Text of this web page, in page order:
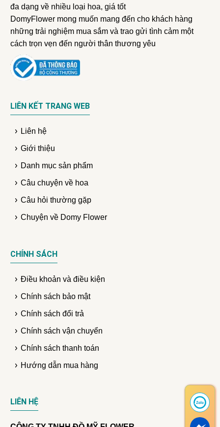
đa dạng về nhiều loại hoa, giá tốt
DomyFlower mong muốn mang đến cho khách hàng
những trải nghiệm mua sắm và trao gửi tình cảm một
cách trọn vẹn đến người thân thương yêu
LIÊN KẾT TRANG WEB
Liên hệ
Giới thiệu
Danh mục sản phẩm
Câu chuyện về hoa
Câu hỏi thường gặp
Chuyện về Domy Flower
CHÍNH SÁCH
Điều khoản và điều kiện
Chính sách bảo mật
Chính sách đổi trả
Chính sách vận chuyển
Chính sách thanh toán
Hướng dẫn mua hàng
LIÊN HỆ